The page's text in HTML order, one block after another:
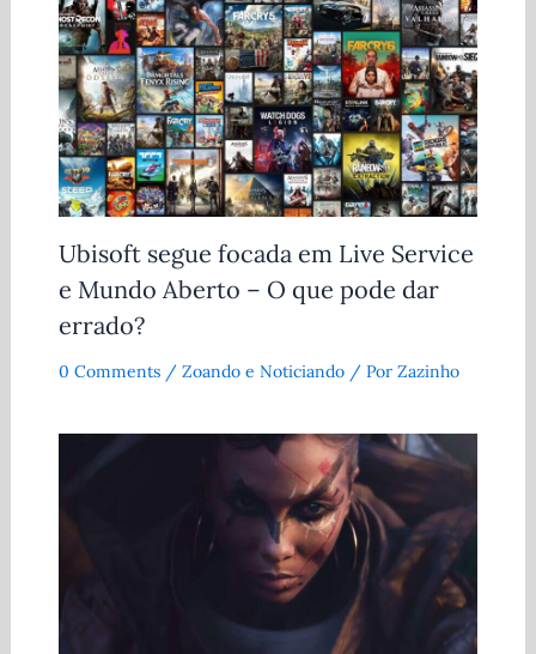
Ubisoft segue focada em Live Service
e Mundo Aberto – O que pode dar
errado?
0 Comments / Zoando e Noticiando/ Por Zazinho